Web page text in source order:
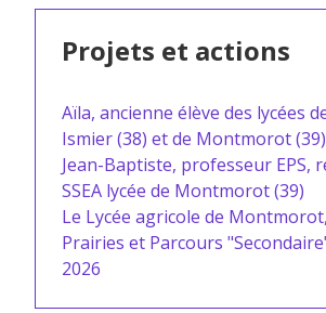
Projets et actions
Aïla, ancienne élève des lycées
Ismier (38) et de Montmorot (39)
Jean-Baptiste, professeur EPS,
SSEA lycée de Montmorot (39)
Le Lycée agricole de
Prairies et Parcours "Secondaire"
2026